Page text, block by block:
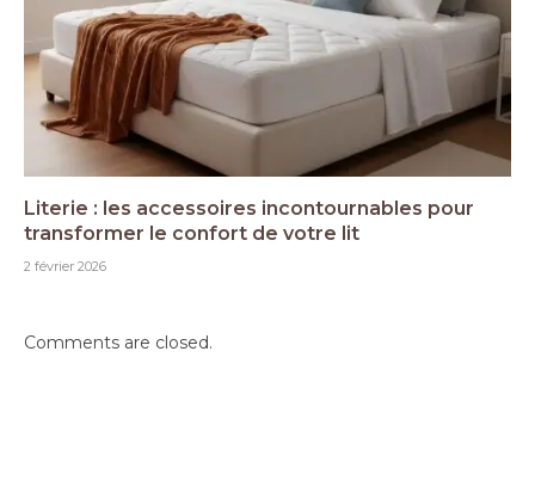
Literie : les accessoires incontournables pour
transformer le confort de votre lit
2 février 2026
Comments are closed.